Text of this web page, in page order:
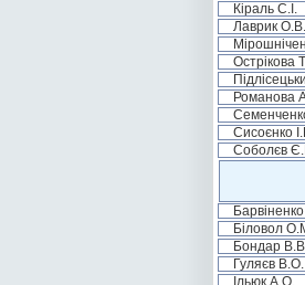
Кіраль С.І.
Лаврик О.В.
Острікова
Романова
Сисоєнко
Соболєв
Біловол
Бондар
Гуляєв В.О.
Ільюк А.О.